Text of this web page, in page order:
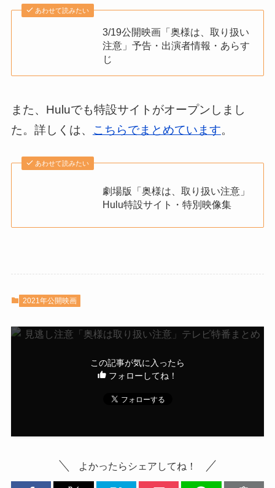
あわせて読みたい
3/19公開映画「奥様は、取り扱い
注意」予告・出演者情報・あらす
じ
また、Huluでも特設サイトがオープンしまし
た。詳しくは、 こちらでまとめています。
あわせて読みたい
劇場版「奥様は、取り扱い注意」
Hulu特設サイト・特別映像集
2021年公開映画
この記事が気に入ったら
フォローしてね！
よかったらシェアしてね！